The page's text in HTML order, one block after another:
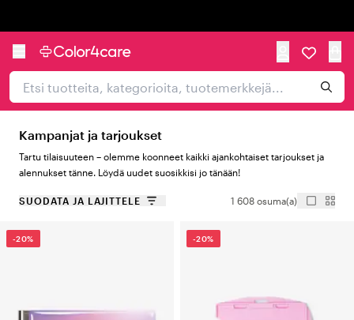
Kampanjat ja tarjoukset
Tartu tilaisuuteen – olemme koonneet kaikki ajankohtaiset tarjoukset ja
alennukset tänne. Löydä uudet suosikkisi jo tänään!
SUODATA JA LAJITTELE 1 608 osuma(a)
-20% -20%